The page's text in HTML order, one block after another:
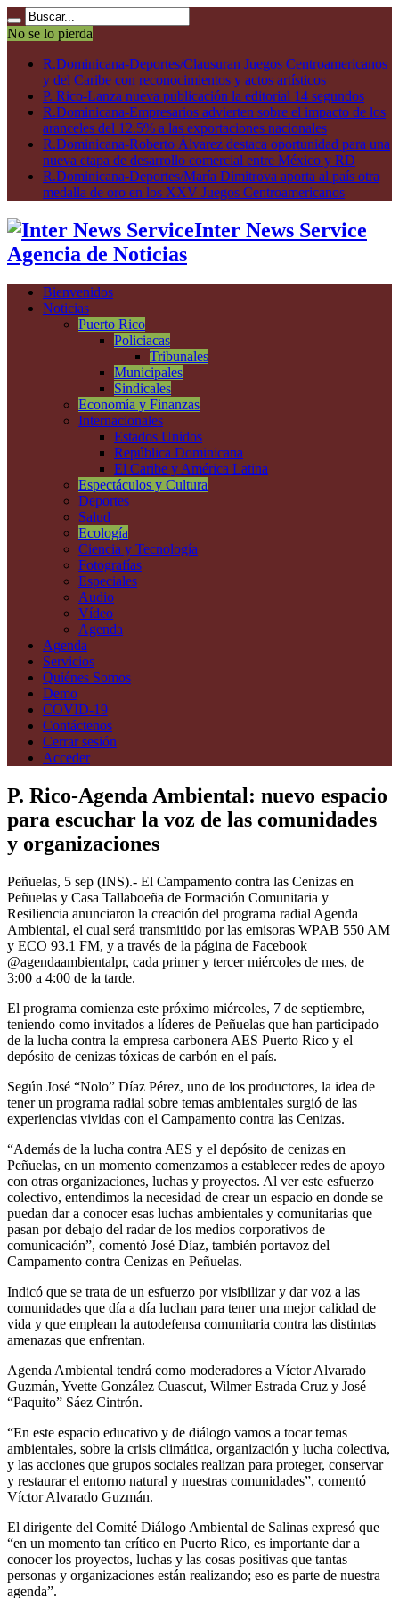
No se lo pierda
R.Dominicana-Deportes/Clausuran Juegos Centroamericanos
y del Caribe con reconocimientos y actos artísticos
P. Rico-Lanza nueva publicación la editorial 14 segundos
R.Dominicana-Empresarios advierten sobre el impacto de los
aranceles del 12.5% a las exportaciones nacionales
R.Dominicana-Roberto Álvarez destaca oportunidad para una
nueva etapa de desarrollo comercial entre México y RD
R.Dominicana-Deportes/María Dimitrova aporta al país otra
medalla de oro en los XXV Juegos Centroamericanos
Inter News Service
Agencia de Noticias
Bienvenidos
Noticias
Puerto Rico
Policiacas
Tribunales
Municipales
Sindicales
Economía y Finanzas
Internacionales
Estados Unidos
República Dominicana
El Caribe y América Latina
Espectáculos y Cultura
Deportes
Salud
Ecología
Ciencia y Tecnología
Fotografías
Especiales
Audio
Vídeo
Agenda
Agenda
Servicios
Quiénes Somos
Demo
COVID-19
Contáctenos
Cerrar sesión
Acceder
P. Rico-Agenda Ambiental: nuevo espacio
para escuchar la voz de las comunidades
y organizaciones
Peñuelas, 5 sep (INS).- El Campamento contra las Cenizas en
Peñuelas y Casa Tallaboeña de Formación Comunitaria y
Resiliencia anunciaron la creación del programa radial Agenda
Ambiental, el cual será transmitido por las emisoras WPAB 550 AM
y ECO 93.1 FM, y a través de la página de Facebook
@agendaambientalpr, cada primer y tercer miércoles de mes, de
3:00 a 4:00 de la tarde.
El programa comienza este próximo miércoles, 7 de septiembre,
teniendo como invitados a líderes de Peñuelas que han participado
de la lucha contra la empresa carbonera AES Puerto Rico y el
depósito de cenizas tóxicas de carbón en el país.
Según José “Nolo” Díaz Pérez, uno de los productores, la idea de
tener un programa radial sobre temas ambientales surgió de las
experiencias vividas con el Campamento contra las Cenizas.
“Además de la lucha contra AES y el depósito de cenizas en
Peñuelas, en un momento comenzamos a establecer redes de apoyo
con otras organizaciones, luchas y proyectos. Al ver este esfuerzo
colectivo, entendimos la necesidad de crear un espacio en donde se
puedan dar a conocer esas luchas ambientales y comunitarias que
pasan por debajo del radar de los medios corporativos de
comunicación”, comentó José Díaz, también portavoz del
Campamento contra Cenizas en Peñuelas.
Indicó que se trata de un esfuerzo por visibilizar y dar voz a las
comunidades que día a día luchan para tener una mejor calidad de
vida y que emplean la autodefensa comunitaria contra las distintas
amenazas que enfrentan.
Agenda Ambiental tendrá como moderadores a Víctor Alvarado
Guzmán, Yvette González Cuascut, Wilmer Estrada Cruz y José
“Paquito” Sáez Cintrón.
“En este espacio educativo y de diálogo vamos a tocar temas
ambientales, sobre la crisis climática, organización y lucha colectiva,
y las acciones que grupos sociales realizan para proteger, conservar
y restaurar el entorno natural y nuestras comunidades”, comentó
Víctor Alvarado Guzmán.
El dirigente del Comité Diálogo Ambiental de Salinas expresó que
“en un momento tan crítico en Puerto Rico, es importante dar a
conocer los proyectos, luchas y las cosas positivas que tantas
personas y organizaciones están realizando; eso es parte de nuestra
agenda”.